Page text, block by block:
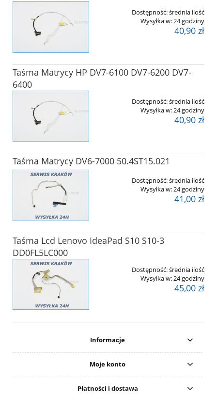
Dostępność:średnia ilość
Wysyłka w:24 godziny
40,90 zł
Taśma Matrycy HP DV7-6100 DV7-6200 DV7-
6400
Dostępność:średnia ilość
Wysyłka w:24 godziny
40,90 zł
Taśma Matrycy DV6-7000 50.4ST15.021
Dostępność:średnia ilość
Wysyłka w:24 godziny
41,00 zł
Taśma Lcd Lenovo IdeaPad S10 S10-3
DD0FL5LC000
Dostępność:średnia ilość
Wysyłka w:24 godziny
45,00 zł
Informacje
Moje konto
Płatności i dostawa